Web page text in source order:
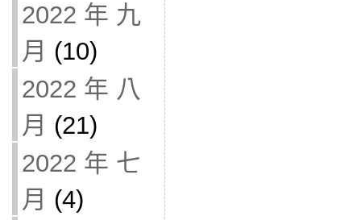
2022 年 九
月 (10)
2022 年 八
月 (21)
2022 年 七
月 (4)